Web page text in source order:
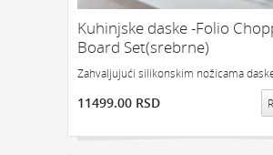
GEDŽETI LED IPHONE LED
POKLON ZA TINEJDŽERE
Kuhinjske daske -Folio
Board Set(srebrne)
Zahvaljujući silikonskim nožicama
11499.00 RSD